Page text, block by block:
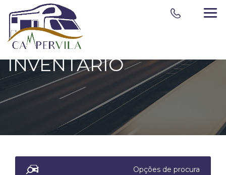
INVENTÁRIO
Opções de procura